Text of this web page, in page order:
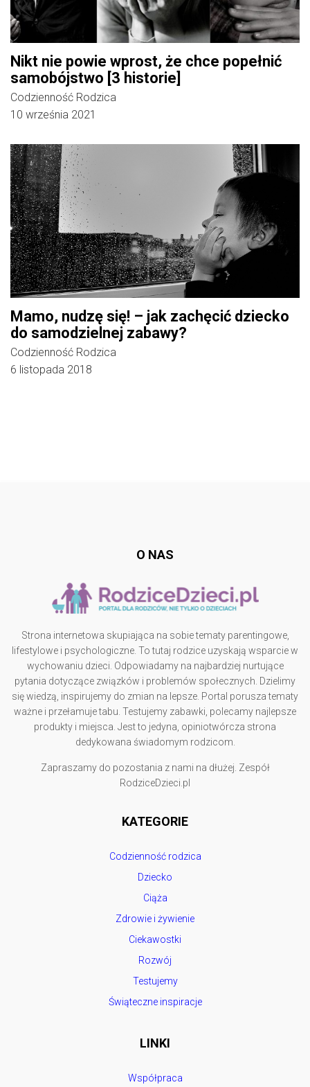
Nikt nie powie wprost, że chce popełnić
samobójstwo [3 historie]
Codzienność Rodzica
10 września 2021
Mamo, nudzę się! – jak zachęcić dziecko
do samodzielnej zabawy?
Codzienność Rodzica
6 listopada 2018
O NAS
Strona internetowa skupiająca na sobie tematy parentingowe,
lifestylowe i psychologiczne. To tutaj rodzice uzyskają wsparcie w
wychowaniu dzieci. Odpowiadamy na najbardziej nurtujące
pytania dotyczące związków i problemów społecznych. Dzielimy
się wiedzą, inspirujemy do zmian na lepsze. Portal porusza tematy
ważne i przełamuje tabu. Testujemy zabawki, polecamy najlepsze
produkty i miejsca. Jest to jedyna, opiniotwórcza strona
dedykowana świadomym rodzicom.
Zapraszamy do pozostania z nami na dłużej. Zespół
RodziceDzieci.pl
KATEGORIE
Codzienność rodzica
Dziecko
Ciąża
Zdrowie i żywienie
Ciekawostki
Rozwój
Testujemy
Świąteczne inspiracje
LINKI
Współpraca